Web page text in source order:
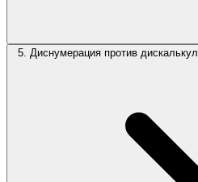
5. Диснумерация против